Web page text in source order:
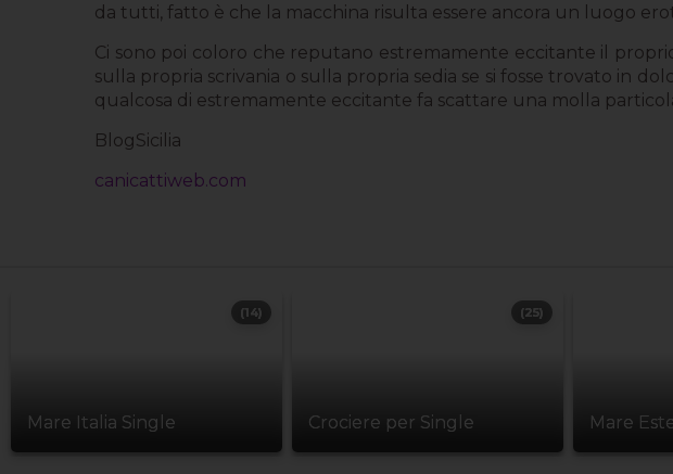
da tutti, fatto è che la macchina risulta essere ancora un luogo
Ci sono poi coloro che reputano estremamente eccitante il
sulla propria scrivania o sulla propria sedia se si fosse trovato in
qualcosa di estremamente eccitante fa scattare una molla
BlogSicilia
canicattiweb.com
Mare Italia Single
(14)
Crociere per Single
(25)
Mare